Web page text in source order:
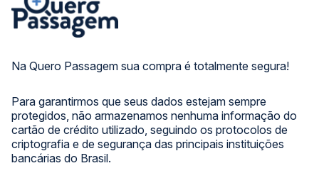
Na Quero Passagem sua compra é totalmente segura!
Para garantirmos que seus dados estejam sempre
protegidos, não armazenamos nenhuma informação do
cartão de crédito utilizado, seguindo os protocolos de
criptografia e de segurança das principais instituições
bancárias do Brasil.